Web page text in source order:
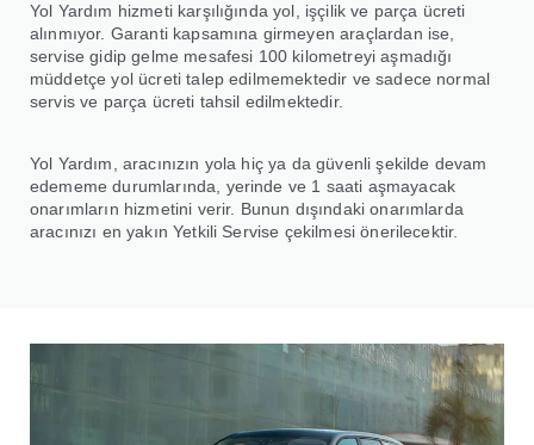
Yol Yardım hizmeti karşılığında yol, işçilik ve parça ücreti
alınmıyor. Garanti kapsamına girmeyen araçlardan ise,
servise gidip gelme mesafesi 100 kilometreyi aşmadığı
müddetçe yol ücreti talep edilmemektedir ve sadece normal
servis ve parça ücreti tahsil edilmektedir.
Yol Yardım, aracınızın yola hiç ya da güvenli şekilde devam
edememe durumlarında, yerinde ve 1 saati aşmayacak
onarımların hizmetini verir. Bunun dışındaki onarımlarda
aracınızı en yakın Yetkili Servise çekilmesi önerilecektir.